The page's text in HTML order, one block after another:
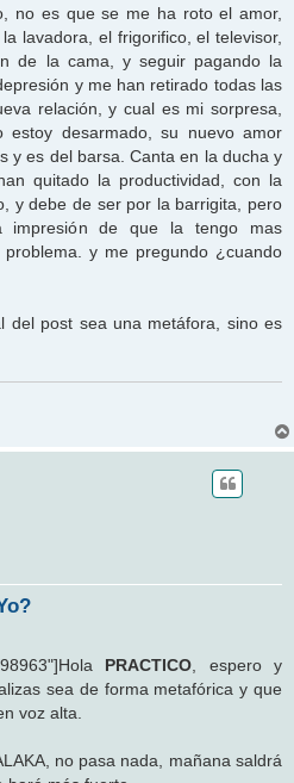
no es que se me ha roto el amor,
lavadora, el frigorifico, el televisor,
de la cama, y seguir pagando la
y me han retirado todas las
relación, y cual es mi sorpresa,
estoy desarmado, su nuevo amor
y es del barsa. Canta en la ducha y
quitado la productividad, con la
y debe de ser por la barrigita, pero
impresión de que la tengo mas
y me pregundo ¿cuando
del post sea una metáfora, sino es
PRACTICO , espero y
sea de forma metafórica y que
voz alta.
no pasa nada, mañana saldrá